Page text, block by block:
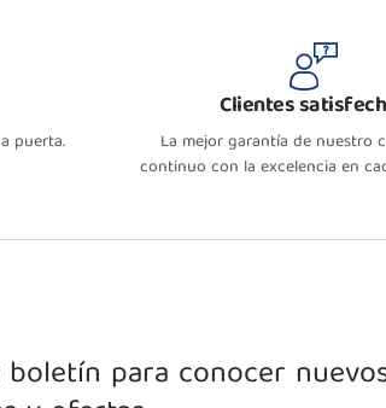
puerta.
Clientes
La mejor garantía de nuestro
continuo con la excelencia en
para conocer